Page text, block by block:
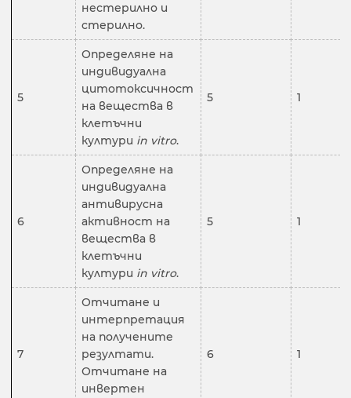
нестерилно и
стерилно.
5
Определяне на
индивидуална
цитотоксичност
на вещества в
клетъчни
култури in vitro.
5 1
6
Определяне на
индивидуална
антивирусна
активност на
вещества в
клетъчни
култури in vitro.
5 1
7
Отчитане и
интерпретация
на получените
резултати.
Отчитане на
инвертен
6 1